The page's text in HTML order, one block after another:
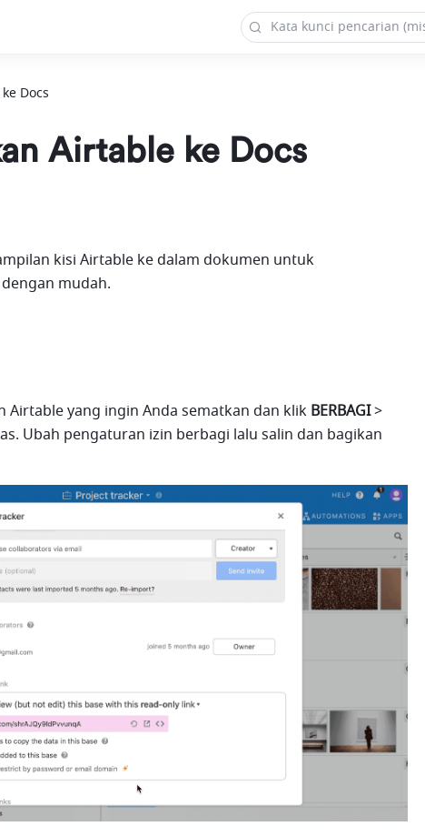
Docs
Airtable ke Docs
kisi Airtable ke dalam dokumen untuk
mudah.
Airtable yang ingin Anda sematkan dan klik BERBAGI
Ubah pengaturan izin berbagi lalu salin dan bagikan